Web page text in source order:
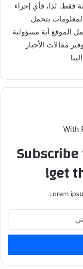
فقط. لذا، فأي إجراء
يتحمل
الموقع أية مسؤولية
مقالات الأخبار
With
get
Lorem